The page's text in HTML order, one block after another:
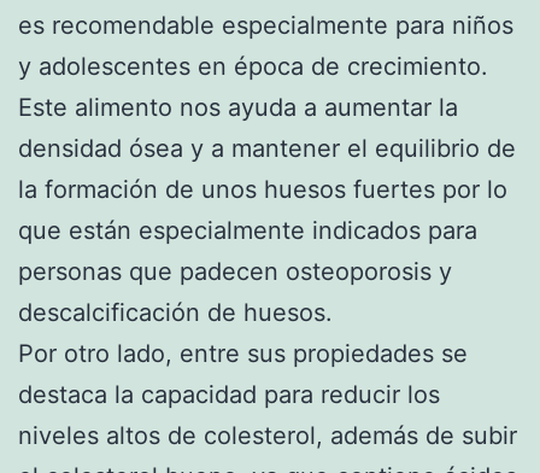
es recomendable especialmente para niños
y adolescentes en época de crecimiento.
Este alimento nos ayuda a aumentar la
densidad ósea y a mantener el equilibrio de
la formación de unos huesos fuertes por lo
que están especialmente indicados para
personas que padecen osteoporosis y
descalcificación de huesos.
Por otro lado, entre sus propiedades se
destaca la capacidad para reducir los
niveles altos de colesterol, además de subir